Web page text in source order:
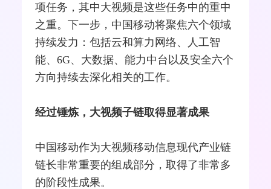
项任务，其中大视频是这些任务中的重中
之重。下一步，中国移动将聚焦六个领域
持续发力：包括云和算力网络、人工智
能、6G、大数据、能力中台以及安全六个
方向持续去深化相关的工作。
经过锤炼，大视频子链取得显著成果
中国移动作为大视频移动信息现代产业链
链长非常重要的组成部分，取得了非常多
的阶段性成果。